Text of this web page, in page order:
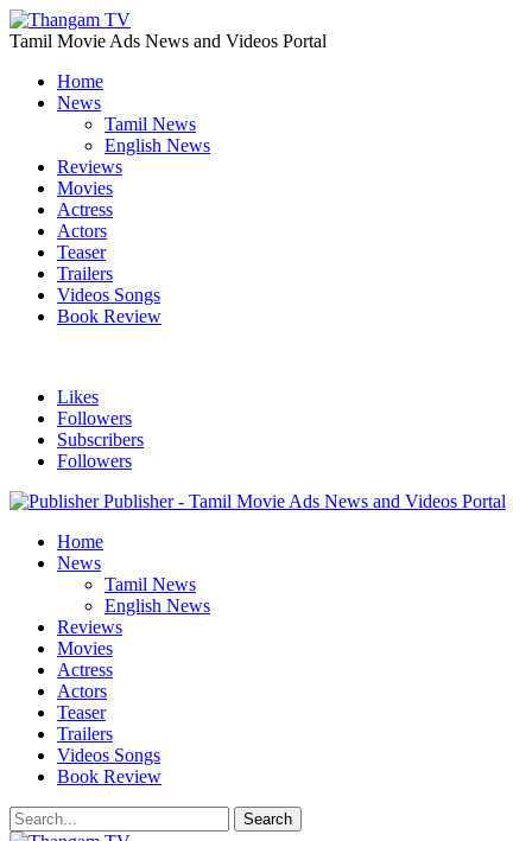
Tamil Movie Ads News and Videos Portal
Home
News
Tamil News
English News
Reviews
Movies
Actress
Actors
Teaser
Trailers
Videos Songs
Book Review
Likes
Followers
Subscribers
Followers
Publisher - Tamil Movie Ads News and Videos Portal
Home
News
Tamil News
English News
Reviews
Movies
Actress
Actors
Teaser
Trailers
Videos Songs
Book Review